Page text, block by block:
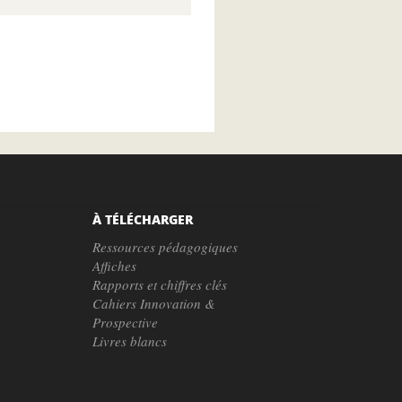
À TÉLÉCHARGER
Ressources pédagogiques
Affiches
Rapports et chiffres clés
Cahiers Innovation &
Prospective
Livres blancs